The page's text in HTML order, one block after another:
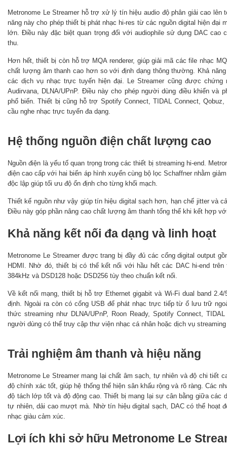
Metronome Le Streamer hỗ trợ xử lý tín hiệu audio độ phân giải cao lên
năng này cho phép thiết bị phát nhạc hi-res từ các nguồn digital hiện đại
lớn. Điều này đặc biệt quan trọng đối với audiophile sử dụng DAC cao
thu.
Hơn hết, thiết bị còn hỗ trợ MQA renderer, giúp giải mã các file nhạc
chất lượng âm thanh cao hơn so với định dạng thông thường. Khả
các dịch vụ nhạc trực tuyến hiện đại. Le Streamer cũng được
Audirvana, DLNA/UPnP. Điều này cho phép người dùng điều khiển và
phổ biến. Thiết bị cũng hỗ trợ Spotify Connect, TIDAL Connect,
cầu nghe nhạc trực tuyến đa dạng.
Hệ thống nguồn điện chất lượng cao
Nguồn điện là yếu tố quan trọng trong các thiết bị streaming hi-end.
điện cao cấp với hai biến áp hình xuyến cùng bộ lọc Schaffner nhằm
độc lập giúp tối ưu độ ổn định cho từng khối mạch.
Thiết kế nguồn như vậy giúp tín hiệu digital sạch hơn, hạn chế jitter và
Điều này góp phần nâng cao chất lượng âm thanh tổng thể khi kết hợp
Khả năng kết nối đa dạng và linh hoạt
Metronome Le Streamer được trang bị đầy đủ các cổng digital output
HDMI. Nhờ đó, thiết bị có thể kết nối với hầu hết các DAC hi-end
384kHz và DSD128 hoặc DSD256 tùy theo chuẩn kết nối.
Về kết nối mạng, thiết bị hỗ trợ Ethernet gigabit và Wi-Fi dual band
định. Ngoài ra còn có cổng USB để phát nhạc trực tiếp từ ổ lưu trữ
thức streaming như DLNA/UPnP, Roon Ready, Spotify Connect,
người dùng có thể truy cập thư viện nhạc cá nhân hoặc dịch vụ
Trải nghiệm âm thanh và hiệu năng
Metronome Le Streamer mang lại chất âm sạch, tự nhiên và độ chi tiết
độ chính xác tốt, giúp hệ thống thể hiện sân khấu rộng và rõ ràng. Các
độ tách lớp tốt và độ động cao. Thiết bị mang lại sự cân bằng giữa các
tự nhiên, dải cao mượt mà. Nhờ tín hiệu digital sạch, DAC có thể hoạt
nhạc giàu cảm xúc.
Lợi ích khi sở hữu Metronome Le